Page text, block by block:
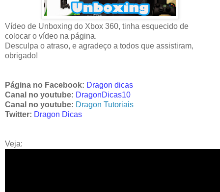
Vídeo de Unboxing do Xbox 360, tinha esquecido de
colocar o vídeo na página.
Desculpa o atraso, e agradeço a todos que assistiram,
obrigado!
Página no Facebook: Dragon dicas
Canal no youtube: DragonDicas10
Canal no youtube: Dragon Tutoriais
Twitter: Dragon Dicas
Veja: